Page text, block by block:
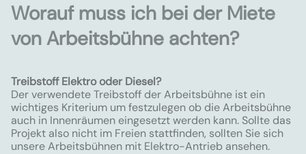
Worauf muss ich bei der Miete
von Arbeitsbühne achten?
Treibstoff Elektro oder Diesel?
Der verwendete Treibstoff der Arbeitsbühne ist ein
wichtiges Kriterium um festzulegen ob die Arbeitsbühne
auch in Innenräumen eingesetzt werden kann. Sollte das
Projekt also nicht im Freien stattfinden, sollten Sie sich
unsere Arbeitsbühnen mit Elektro-Antrieb ansehen.